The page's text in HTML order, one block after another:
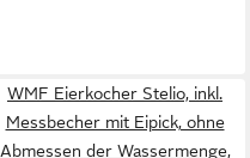
WMF Eierkocher Stelio, inkl.
Messbecher mit Eipick, ohne
Abmessen der Wassermenge,